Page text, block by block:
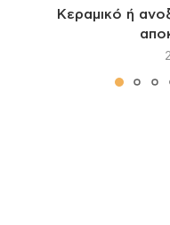
Κεραμικό ή